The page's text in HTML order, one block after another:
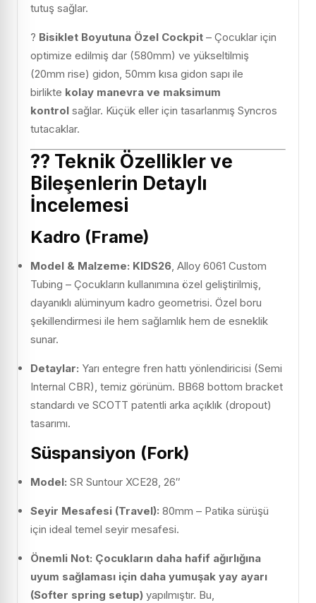
tutuş sağlar.
? Bisiklet Boyutuna Özel Cockpit – Çocuklar için
optimize edilmiş dar (580mm) ve yükseltilmiş
(20mm rise) gidon, 50mm kısa gidon sapı ile
birlikte kolay manevra ve maksimum
kontrol sağlar. Küçük eller için tasarlanmış Syncros
tutacaklar.
?? Teknik Özellikler ve
Bileşenlerin Detaylı
İncelemesi
Kadro (Frame)
Model & Malzeme: KIDS26, Alloy 6061 Custom
Tubing – Çocukların kullanımına özel geliştirilmiş,
dayanıklı alüminyum kadro geometrisi. Özel boru
şekillendirmesi ile hem sağlamlık hem de esneklik
sunar.
Detaylar: Yarı entegre fren hattı yönlendiricisi (Semi
Internal CBR), temiz görünüm. BB68 bottom bracket
standardı ve SCOTT patentli arka açıklık (dropout)
tasarımı.
Süspansiyon (Fork)
Model: SR Suntour XCE28, 26″
Seyir Mesafesi (Travel): 80mm – Patika sürüşü
için ideal temel seyir mesafesi.
Önemli Not: Çocukların daha hafif ağırlığına
uyum sağlaması için daha yumuşak yay ayarı
(Softer spring setup) yapılmıştır. Bu,